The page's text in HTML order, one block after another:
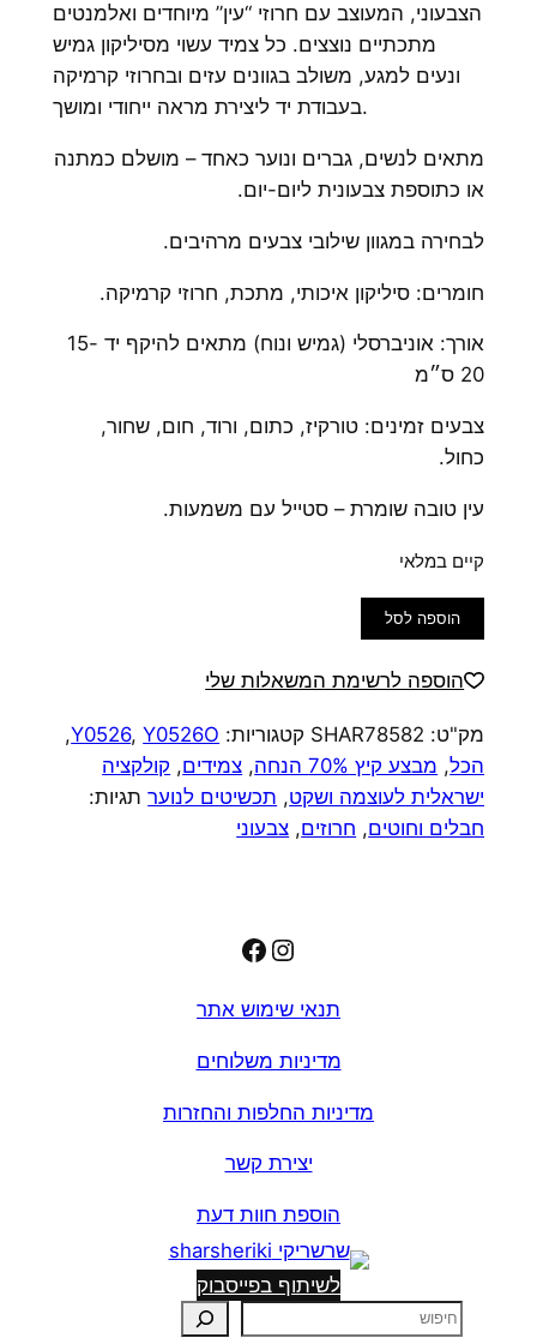
הצבעוני, המעוצב עם חרוזי “עין” מיוחדים ואלמנטים
מתכתיים נוצצים. כל צמיד עשוי מסיליקון גמיש
ונעים למגע, משולב בגוונים עזים ובחרוזי קרמיקה
בעבודת יד ליצירת מראה ייחודי ומושך.
מתאים לנשים, גברים ונוער כאחד – מושלם כמתנה
או כתוספת צבעונית ליום-יום.
לבחירה במגוון שילובי צבעים מרהיבים.
חומרים: סיליקון איכותי, מתכת, חרוזי קרמיקה.
אורך: אוניברסלי (גמיש ונוח) מתאים להיקף יד 15-
20 ס״מ
צבעים זמינים: טורקיז, כתום, ורוד, חום, שחור,
כחול.
עין טובה שומרת – סטייל עם משמעות.
קיים במלאי
כמות
של
צמיד
צבעוני
Eye
Vibe
שחור
הוספה לסל
הוספה לרשימת המשאלות שלי
מק"ט: SHAR78582 קטגוריות: Y0526,Y0526O
,
הכל, מבצע קיץ 70% הנחה , צמידים, קולקציה
ישראלית לעוצמה ושקט, תכשיטים לנוער תגיות:
חבלים וחוטים, חרוזים, צבעוני
Instagram
Facebook
תנאי שימוש אתר
מדיניות משלוחים
מדיניות החלפות והחזרות
יצירת קשר
הוספת חוות דעת
לשיתוף בפייסבוק